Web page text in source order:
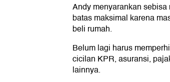
Andy menyarankan
batas maksimal karena
beli rumah.
Belum lagi harus
cicilan KPR, asuransi,
lainnya.